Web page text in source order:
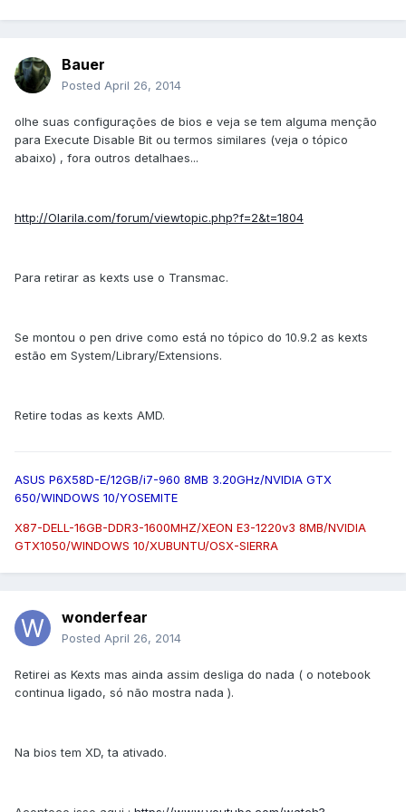
Bauer
Posted April 26, 2014
olhe suas configurações de bios e veja se tem alguma menção
para Execute Disable Bit ou termos similares (veja o tópico
abaixo) , fora outros detalhaes...
http://Olarila.com/forum/viewtopic.php?f=2&t=1804
Para retirar as kexts use o Transmac.
Se montou o pen drive como está no tópico do 10.9.2 as kexts
estão em System/Library/Extensions.
Retire todas as kexts AMD.
ASUS P6X58D-E/12GB/i7-960 8MB 3.20GHz/NVIDIA GTX
650/WINDOWS 10/YOSEMITE
X87-DELL-16GB-DDR3-1600MHZ/XEON E3-1220v3 8MB/NVIDIA
GTX1050/WINDOWS 10/XUBUNTU/OSX-SIERRA
wonderfear
Posted April 26, 2014
Retirei as Kexts mas ainda assim desliga do nada ( o notebook
continua ligado, só não mostra nada ).
Na bios tem XD, ta ativado.